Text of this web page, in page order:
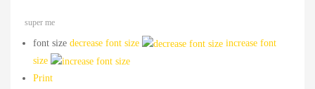
super me
font size decrease font size
increase font
size
Print